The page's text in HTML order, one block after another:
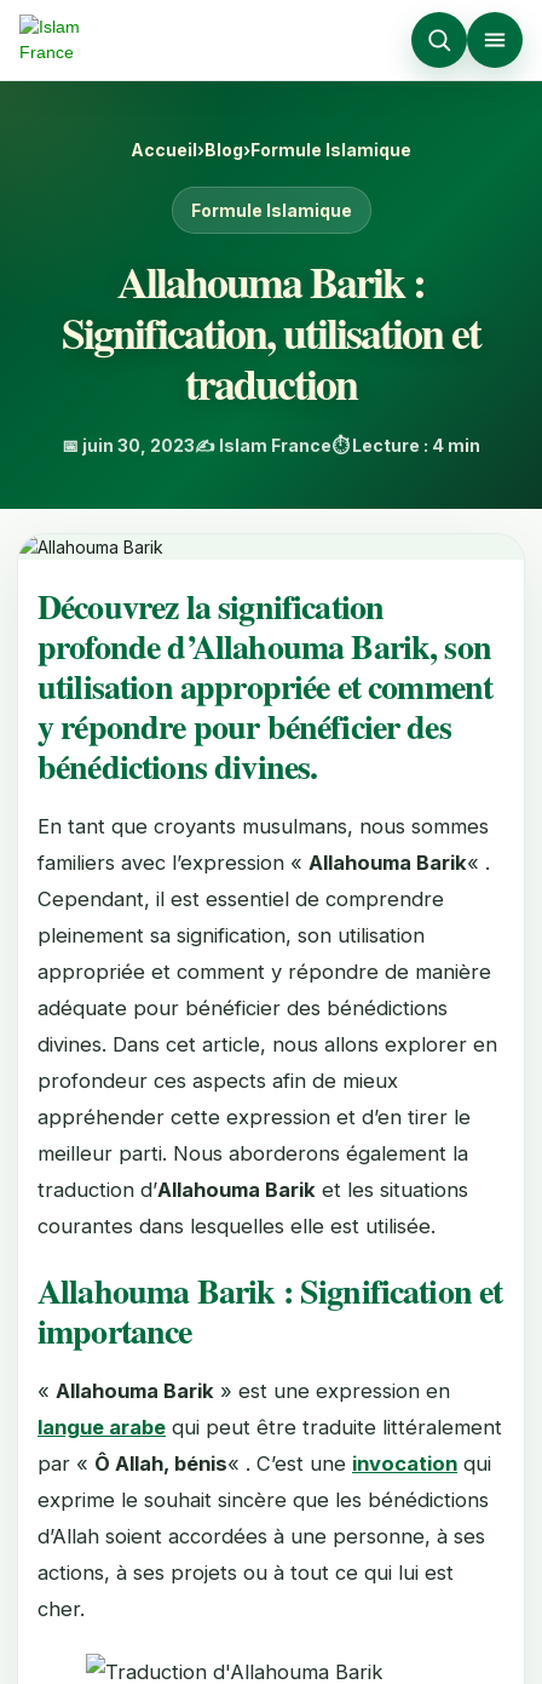
Accueil›Blog›Formule Islamique
Formule Islamique
Allahouma Barik :
Signification, utilisation et
traduction
📅 juin 30, 2023✍️ Islam France⏱️ Lecture : 4 min
Découvrez la signification
profonde d’Allahouma Barik, son
utilisation appropriée et comment
y répondre pour bénéficier des
bénédictions divines.
En tant que croyants musulmans, nous sommes
familiers avec l’expression « Allahouma Barik« .
Cependant, il est essentiel de comprendre
pleinement sa signification, son utilisation
appropriée et comment y répondre de manière
adéquate pour bénéficier des bénédictions
divines. Dans cet article, nous allons explorer en
profondeur ces aspects afin de mieux
appréhender cette expression et d’en tirer le
meilleur parti. Nous aborderons également la
traduction d’Allahouma Barik et les situations
courantes dans lesquelles elle est utilisée.
Allahouma Barik : Signification et
importance
« Allahouma Barik » est une expression en
langue arabe qui peut être traduite littéralement
par « Ô Allah, bénis« . C’est une invocation qui
exprime le souhait sincère que les bénédictions
d’Allah soient accordées à une personne, à ses
actions, à ses projets ou à tout ce qui lui est
cher.